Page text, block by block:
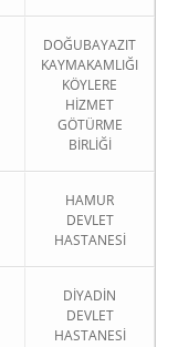
DOĞUBAYAZIT
KAYMAKAMLIĞI
KÖYLERE
HİZMET
GÖTÜRME
BİRLİĞİ
HAMUR
DEVLET
HASTANESİ
DİYADİN
DEVLET
HASTANESİ